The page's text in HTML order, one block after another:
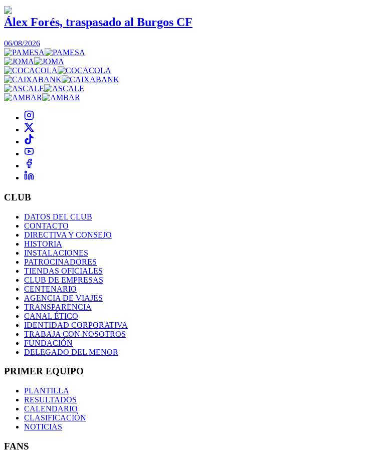
Álex Forés, traspasado al Burgos CF
06/08/2026
CLUB
DATOS DEL CLUB
CONTACTO
DIRECTIVA Y CONSEJO
HISTORIA
INSTALACIONES
PATROCINADORES
TIENDAS OFICIALES
CLUB DE EMPRESAS
CENTENARIO
AGENCIA DE VIAJES
TRANSPARENCIA
CANAL ÉTICO
IDENTIDAD CORPORATIVA
TRABAJA CON NOSOTROS
FUNDACIÓN
DELEGADO DEL MENOR
PRIMER EQUIPO
PLANTILLA
RESULTADOS
CALENDARIO
CLASIFICACIÓN
NOTICIAS
FANS